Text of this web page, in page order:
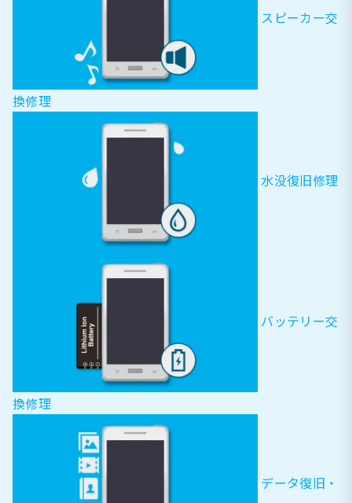
スピーカー交
換修理
水没復旧修理
バッテリー交
換修理
データ復旧・